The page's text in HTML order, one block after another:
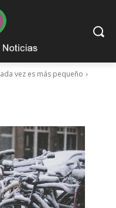
vez es más pequeño